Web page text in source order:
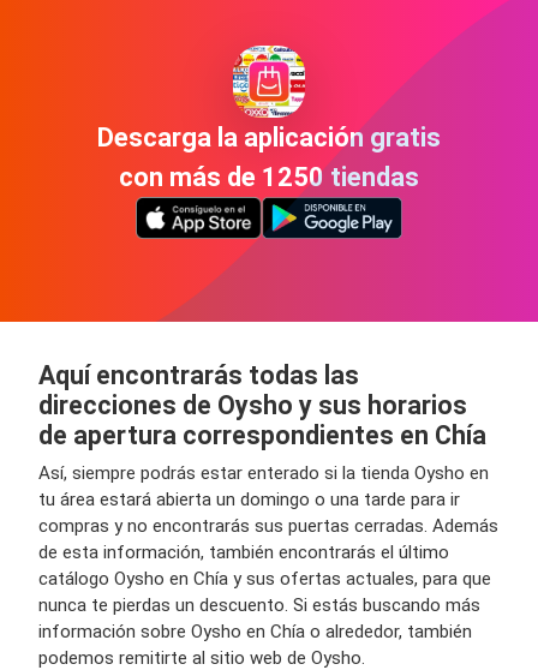
Descarga la aplicación gratis
con más de 1250 tiendas
Aquí encontrarás todas las
direcciones de Oysho y sus horarios
de apertura correspondientes en Chía
Así, siempre podrás estar enterado si la tienda Oysho en
tu área estará abierta un domingo o una tarde para ir
compras y no encontrarás sus puertas cerradas. Además
de esta información, también encontrarás el último
catálogo Oysho en Chía y sus ofertas actuales, para que
nunca te pierdas un descuento. Si estás buscando más
información sobre Oysho en Chía o alrededor, también
podemos remitirte al sitio web de Oysho.